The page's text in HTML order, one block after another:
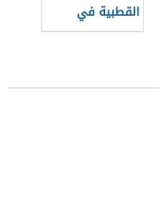
القطبية في
الرياضيات